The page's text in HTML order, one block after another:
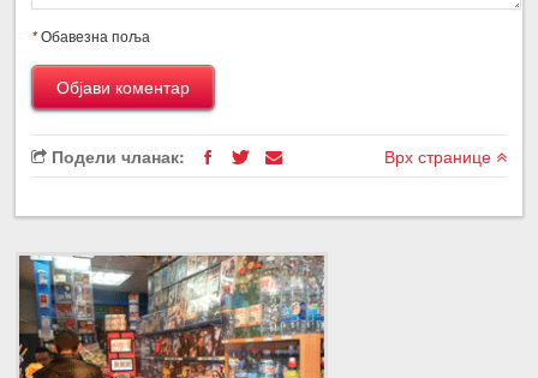
*Обавезна поља
Подели чланак: Врх странице